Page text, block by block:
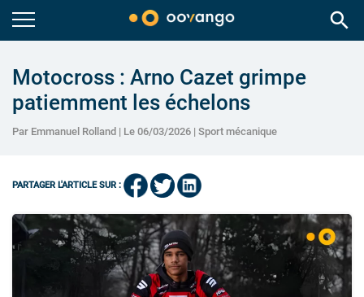
search
Motocross : Arno Cazet grimpe
patiemment les échelons
Par Emmanuel Rolland | Le 06/03/2026 | Sport mécanique
PARTAGER L'ARTICLE SUR :